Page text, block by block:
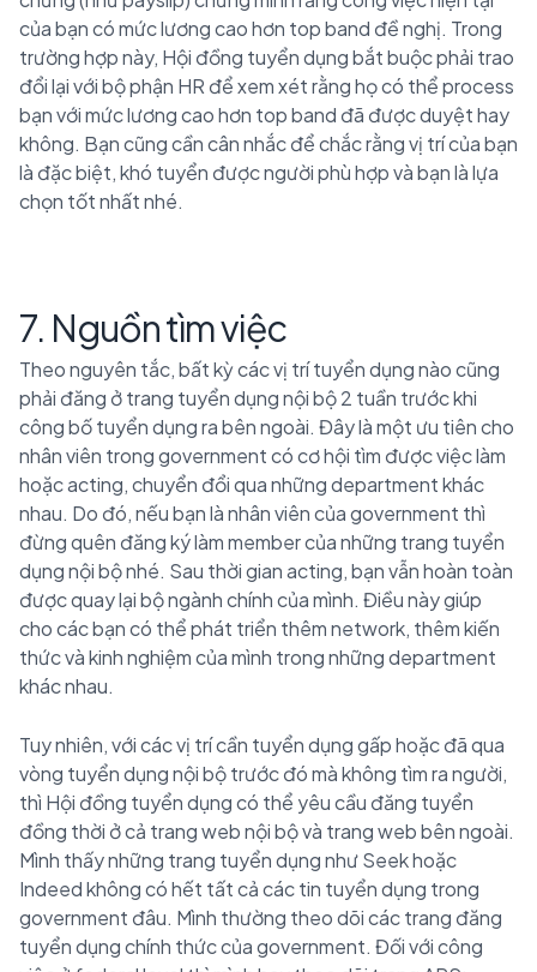
của bạn có mức lương cao hơn top band đề nghị. Trong
trường hợp này, Hội đồng tuyển dụng bắt buộc phải trao
đổi lại với bộ phận HR để xem xét rằng họ có thể process
bạn với mức lương cao hơn top band đã được duyệt hay
không. Bạn cũng cần cân nhắc để chắc rằng vị trí của bạn
là đặc biệt, khó tuyển được người phù hợp và bạn là lựa
chọn tốt nhất nhé.
7. Nguồn tìm việc
Theo nguyên tắc, bất kỳ các vị trí tuyển dụng nào cũng
phải đăng ở trang tuyển dụng nội bộ 2 tuần trước khi
công bố tuyển dụng ra bên ngoài. Đây là một ưu tiên cho
nhân viên trong government có cơ hội tìm được việc làm
hoặc acting, chuyển đổi qua những department khác
nhau. Do đó, nếu bạn là nhân viên của government thì
đừng quên đăng ký làm member của những trang tuyển
dụng nội bộ nhé. Sau thời gian acting, bạn vẫn hoàn toàn
được quay lại bộ ngành chính của mình. Điều này giúp
cho các bạn có thể phát triển thêm network, thêm kiến
thức và kinh nghiệm của mình trong những department
khác nhau.
Tuy nhiên, với các vị trí cần tuyển dụng gấp hoặc đã qua
vòng tuyển dụng nội bộ trước đó mà không tìm ra người,
thì Hội đồng tuyển dụng có thể yêu cầu đăng tuyển
đồng thời ở cả trang web nội bộ và trang web bên ngoài.
Mình thấy những trang tuyển dụng như Seek hoặc
Indeed không có hết tất cả các tin tuyển dụng trong
government đâu. Mình thường theo dõi các trang đăng
tuyển dụng chính thức của government. Đối với công